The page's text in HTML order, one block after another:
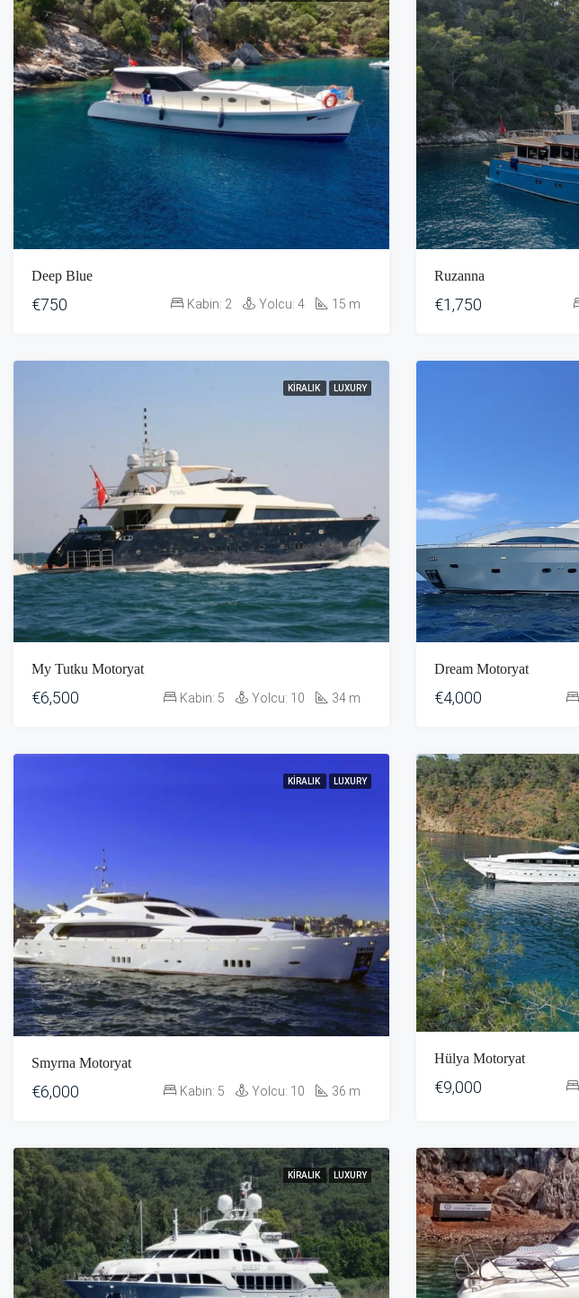
Deep Blue
€750 Kabin: 2 Yolcu: 4 15 m
Ruzanna
€1,750
KIRALIK LUXURY
My Tutku Motoryat
€6,500 Kabin: 5 Yolcu: 10 34 m
Dream Motoryat
€4,000
KIRALIK LUXURY
Smyrna Motoryat
€6,000 Kabin: 5 Yolcu: 10 36 m
Hülya Motoryat
€9,000
KIRALIK LUXURY